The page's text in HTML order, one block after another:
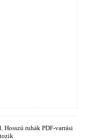
Hosszú ruhák PDF-varrási